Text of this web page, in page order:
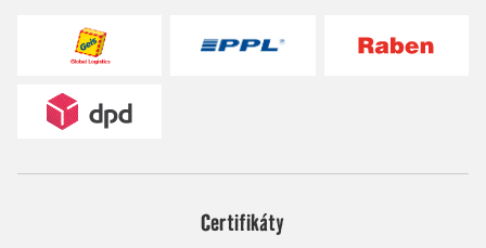
Certifikáty